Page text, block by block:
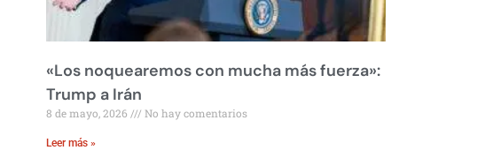
«Los noquearemos con mucha más fuerza»:
Trump a Irán
8 de mayo, 2026 No hay comentarios
Leer más »